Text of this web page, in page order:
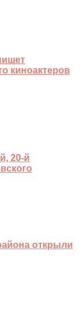
киноактеров
20-й
открыли